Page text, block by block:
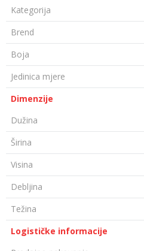
Kategorija
Brend
Boja
Jedinica mjere
Dimenzije
Dužina
Širina
Visina
Debljina
Težina
Logističke informacije